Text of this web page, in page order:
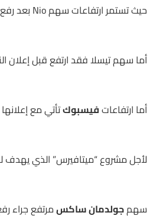
حيث تستمر ارتفاعات سهم Nio بعد رفع تقييمه مؤخرا والتوقعات الإيجابية بشأن أعمال الشركة
أما سهم تيسلا فقد ارتفع قبل إعلان
أما ارتفاعاتفيسبوكتأتي مع إعلانها رغبة توظيف 10
لأجل مشروع “ميتافيرس” الذي يهدف
سهمجولدمان ساكسمرتفع جراء